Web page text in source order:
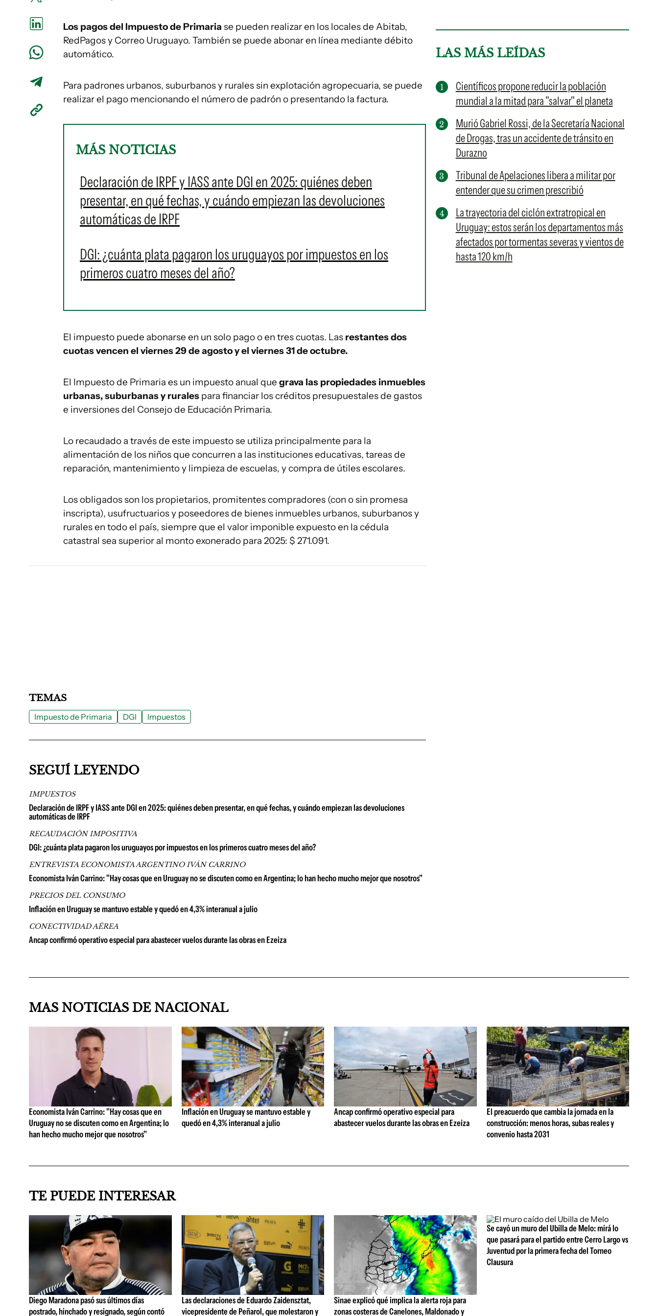
Los pagos del Impuesto de Primaria se pueden realizar en los locales de Abitab,
RedPagos y Correo Uruguayo. También se puede abonar en línea mediante débito
automático.
Para padrones urbanos, suburbanos y rurales sin explotación agropecuaria, se puede
realizar el pago mencionando el número de padrón o presentando la factura.
MÁS NOTICIAS
Declaración de IRPF y IASS ante DGI en 2025: quiénes deben
presentar, en qué fechas, y cuándo empiezan las devoluciones
automáticas de IRPF
DGI: ¿cuánta plata pagaron los uruguayos por impuestos en los
primeros cuatro meses del año?
El impuesto puede abonarse en un solo pago o en tres cuotas. Las restantes dos
cuotas vencen el viernes 29 de agosto y el viernes 31 de octubre.
El Impuesto de Primaria es un impuesto anual que grava las propiedades inmuebles
urbanas, suburbanas y rurales para financiar los créditos presupuestales de gastos
e inversiones del Consejo de Educación Primaria.
Lo recaudado a través de este impuesto se utiliza principalmente para la
alimentación de los niños que concurren a las instituciones educativas, tareas de
reparación, mantenimiento y limpieza de escuelas, y compra de útiles escolares.
Los obligados son los propietarios, promitentes compradores (con o sin promesa
inscripta), usufructuarios y poseedores de bienes inmuebles urbanos, suburbanos y
rurales en todo el país, siempre que el valor imponible expuesto en la cédula
catastral sea superior al monto exonerado para 2025: $ 271.091.
LAS MÁS LEÍDAS
Científicos propone reducir la población
mundial a la mitad para "salvar" el planeta
Murió Gabriel Rossi, de la Secretaría Nacional
de Drogas, tras un accidente de tránsito en
Durazno
Tribunal de Apelaciones libera a militar por
entender que su crimen prescribió
La trayectoria del ciclón extratropical en
Uruguay: estos serán los departamentos más
afectados por tormentas severas y vientos de
hasta 120 km/h
TEMAS
Impuesto de Primaria DGI Impuestos
SEGUÍ LEYENDO
IMPUESTOS
Declaración de IRPF y IASS ante DGI en 2025: quiénes deben presentar, en qué fechas, y cuándo empiezan las devoluciones
automáticas de IRPF
RECAUDACIÓN IMPOSITIVA
DGI: ¿cuánta plata pagaron los uruguayos por impuestos en los primeros cuatro meses del año?
ENTREVISTA ECONOMISTA ARGENTINO IVÁN CARRINO
Economista Iván Carrino: "Hay cosas que en Uruguay no se discuten como en Argentina; lo han hecho mucho mejor que nosotros"
PRECIOS DEL CONSUMO
Inflación en Uruguay se mantuvo estable y quedó en 4,3% interanual a julio
CONECTIVIDAD AÉREA
Ancap confirmó operativo especial para abastecer vuelos durante las obras en Ezeiza
MAS NOTICIAS DE NACIONAL
Economista Iván Carrino: "Hay cosas que en
Uruguay no se discuten como en Argentina; lo
han hecho mucho mejor que nosotros"
Inflación en Uruguay se mantuvo estable y
quedó en 4,3% interanual a julio
Ancap confirmó operativo especial para
abastecer vuelos durante las obras en Ezeiza
El preacuerdo que cambia la jornada en la
construcción: menos horas, subas reales y
convenio hasta 2031
TE PUEDE INTERESAR
Diego Maradona pasó sus últimos días
postrado, hinchado y resignado, según contó
Las declaraciones de Eduardo Zaidensztat,
vicepresidente de Peñarol, que molestaron y
Sinae explicó qué implica la alerta roja para
zonas costeras de Canelones, Maldonado y
Se cayó un muro del Ubilla de Melo: mirá lo
que pasará para el partido entre Cerro Largo vs
Juventud por la primera fecha del Torneo
Clausura